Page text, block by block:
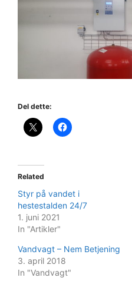
Del dette:
Related
Styr på vandet i
hestestalden 24/7
1. juni 2021
In "Artikler"
Vandvagt – Nem Betjening
3. april 2018
In "Vandvagt"